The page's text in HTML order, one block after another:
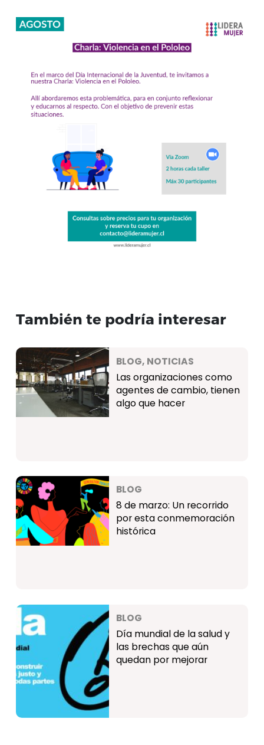
También te podría interesar
BLOG, NOTICIAS
Las organizaciones como
agentes de cambio, tienen
algo que hacer
BLOG
8 de marzo: Un recorrido
por esta conmemoración
histórica
BLOG
Día mundial de la salud y
las brechas que aún
quedan por mejorar